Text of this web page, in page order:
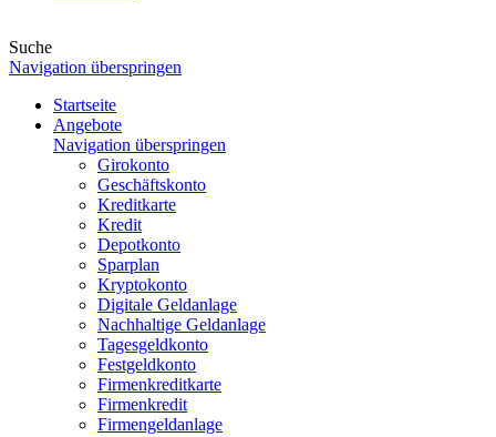
Suche
Navigation überspringen
Startseite
Angebote
Navigation überspringen
Girokonto
Geschäftskonto
Kreditkarte
Kredit
Depotkonto
Sparplan
Kryptokonto
Digitale Geldanlage
Nachhaltige Geldanlage
Tagesgeldkonto
Festgeldkonto
Firmenkreditkarte
Firmenkredit
Firmengeldanlage